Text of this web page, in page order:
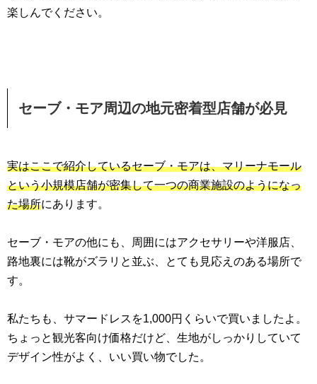
楽しんでください。
セーブ・モア周辺の地元密着型店舗が必見
実はここで紹介しているセーブ・モアは、マリーナモール
という小規模店舗が密集して一つの商業施設のようになっ
た場所にあります。
セーブ・モアの他にも、周囲にはアクセサリーや洋服店、
路地裏には靴がズラリと並ぶ、とても見応えのある場所で
す。
私たちも、サマードレスを1,000円くらいで買いましたよ。
ちょっと観光客向け価格だけど、生地がしっかりしていて
デザイン性がよく、いい買い物でした。